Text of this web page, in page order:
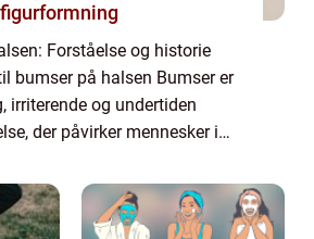
Forståelse og historie
bumser på halsen Bumser er
irriterende og undertiden
der påvirker mennesker i
kan bumser også opstå ...